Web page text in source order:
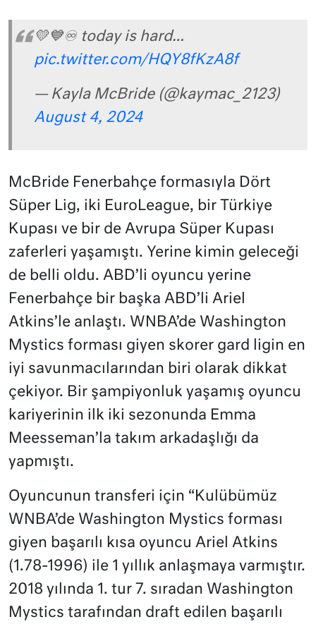
💛💙♾️ today is hard…
pic.twitter.com/HQY8fKzA8f
— Kayla McBride (@kaymac_2123)
August 4, 2024
McBride Fenerbahçe formasıyla Dört
Süper Lig, iki EuroLeague, bir Türkiye
Kupası ve bir de Avrupa Süper Kupası
zaferleri yaşamıştı. Yerine kimin geleceği
de belli oldu. ABD’li oyuncu yerine
Fenerbahçe bir başka ABD’li Ariel
Atkins’le anlaştı. WNBA’de Washington
Mystics forması giyen skorer gard ligin en
iyi savunmacılarından biri olarak dikkat
çekiyor. Bir şampiyonluk yaşamış oyuncu
kariyerinin ilk iki sezonunda Emma
Meesseman’la takım arkadaşlığı da
yapmıştı.
Oyuncunun transferi için “Kulübümüz
WNBA’de Washington Mystics forması
giyen başarılı kısa oyuncu Ariel Atkins
(1.78-1996) ile 1 yıllık anlaşmaya varmıştır.
2018 yılında 1. tur 7. sıradan Washington
Mystics tarafından draft edilen başarılı